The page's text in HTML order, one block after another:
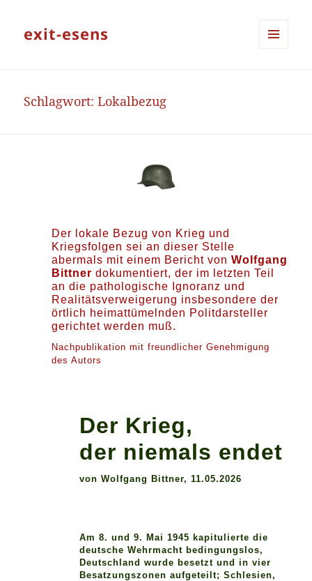
exit-esens
Schlagwort:Lokalbezug
Der lokale Bezug von Krieg und
Kriegsfolgen sei an dieser Stelle
abermals mit einem Bericht vonWolfgang
Bittner dokumentiert, der im letzten Teil
an die pathologische Ignoranz und
Realitätsverweigerung insbesondere der
örtlich heimattümelnden Politdarsteller
gerichtet werden muß.
Nachpublikation mit freundlicher Genehmigung
des Autors
Der Krieg,
der niemals endet
von Wolfgang Bittner, 11.05.2026
Am 8. und 9. Mai 1945 kapitulierte die
deutsche Wehrmacht bedingungslos,
Deutschland wurde besetzt und in vier
Besatzungszonen aufgeteilt; Schlesien,